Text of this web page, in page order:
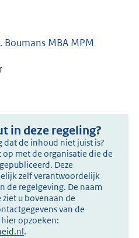
Boumans MBA MPM
in deze regeling?
dat de inhoud niet juist is?
met de organisatie die de
Deze
zelf verantwoordelijk
de regelgeving. De naam
u bovenaan de
van de
opzoeken:
.